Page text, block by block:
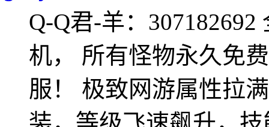
Q-Q君-羊：
机， 所有怪物永久免
服！ 极致网游属性拉